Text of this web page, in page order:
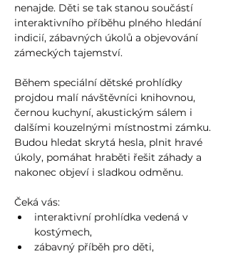
nenajde. Děti se tak stanou součástí
interaktivního příběhu plného hledání
indicií, zábavných úkolů a objevování
zámeckých tajemství.
Během speciální dětské prohlídky
projdou malí návštěvníci knihovnou,
černou kuchyní, akustickým sálem i
dalšími kouzelnými místnostmi zámku.
Budou hledat skrytá hesla, plnit hravé
úkoly, pomáhat hraběti řešit záhady a
nakonec objeví i sladkou odměnu.
Čeká vás:
interaktivní prohlídka vedená v
kostýmech,
zábavný příběh pro děti,